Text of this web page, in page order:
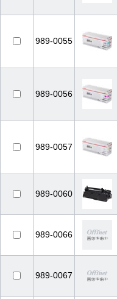
989-0055
989-0056
989-0057
989-0060
989-0066
989-0067